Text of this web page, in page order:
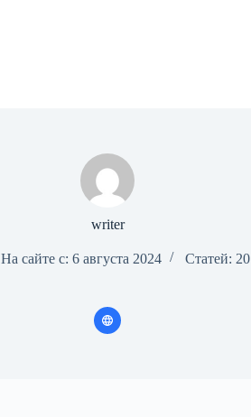
writer
На сайте с: 6 августа 2024 Статей: 20